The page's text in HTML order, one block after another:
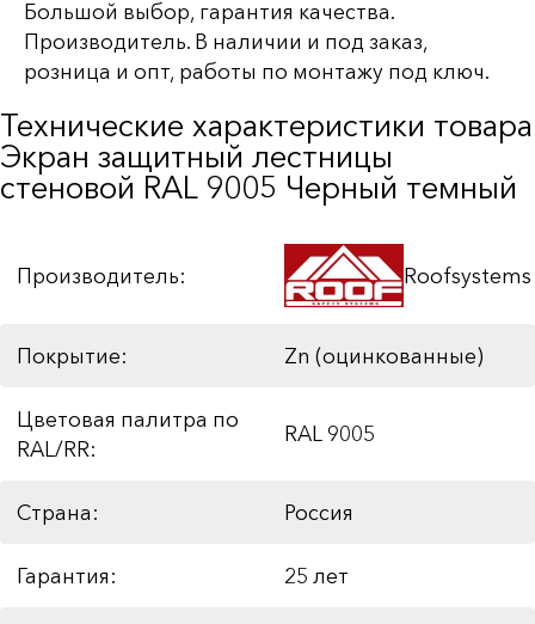
Большой выбор, гарантия качества.
Производитель. В наличии и под заказ,
розница и опт, работы по монтажу под ключ.
Технические характеристики товара
Экран защитный лестницы
стеновой RAL 9005 Черный темный
Производитель: Roofsystems
Покрытие: Zn (оцинкованные)
Цветовая палитра по
RAL/RR:
RAL 9005
Страна: Россия
Гарантия: 25 лет